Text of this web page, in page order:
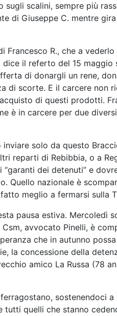
sugli scalini, sempre più
di Giuseppe C. mentre
R., che a
il referto del 15
di donargli un rene,
di scorte. E il carcere non
di questi prodotti.
è in carcere per due
solo da questo
reparti di Rebibbia, o a
dei detenuti” e
Quello nazionale è
meglio a fermarsi sulla
pausa estiva. Mercoledì
avvocato Pinelli, è
che in autunno
la concessione della
amico La Russa (78
sostenendoci
quelli che stanno